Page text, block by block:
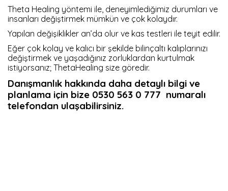
Theta Healing yöntemi ile, deneyimlediğimiz durumları ve
insanları değiştirmek mümkün ve çok kolaydır.
Yapılan değişiklikler an’da olur ve kas testleri ile teyit edilir.
Eğer çok kolay ve kalıcı bir şekilde bilinçaltı kalıplarınızı
değiştirmek ve yaşadığınız zorluklardan kurtulmak
istiyorsanız; ThetaHealing size göredir.
Danışmanlık hakkında daha detaylı bilgi ve
planlama için bize 0530 563 0 777 numaralı
telefondan ulaşabilirsiniz.